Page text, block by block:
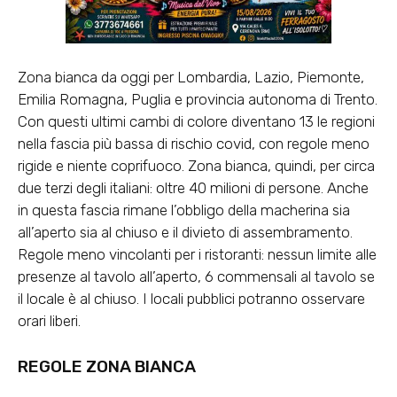
Zona bianca da oggi per Lombardia, Lazio, Piemonte,
Emilia Romagna, Puglia e provincia autonoma di Trento.
Con questi ultimi cambi di colore diventano 13 le regioni
nella fascia più bassa di rischio covid, con regole meno
rigide e niente coprifuoco. Zona bianca, quindi, per circa
due terzi degli italiani: oltre 40 milioni di persone. Anche
in questa fascia rimane l’obbligo della macherina sia
all’aperto sia al chiuso e il divieto di assembramento.
Regole meno vincolanti per i ristoranti: nessun limite alle
presenze al tavolo all’aperto, 6 commensali al tavolo se
il locale è al chiuso. I locali pubblici potranno osservare
orari liberi.
REGOLE ZONA BIANCA